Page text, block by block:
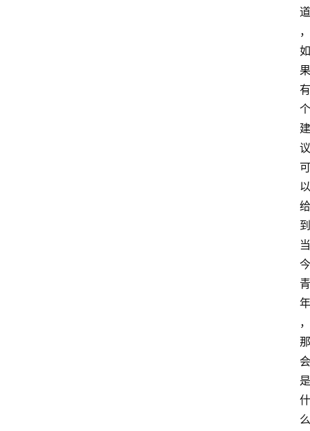
道
，
如
果
有
个
建
议
可
以
给
到
当
今
青
年
，
那
会
是
什
么